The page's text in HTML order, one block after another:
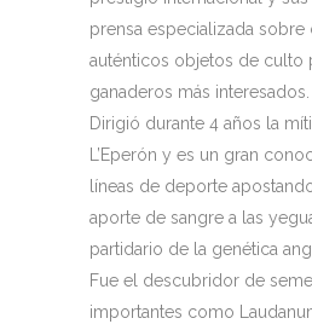
prensa especializada sobre
auténticos objetos de culto
ganaderos más interesados.
Dirigió durante 4 años la
L’Eperón y es un gran
líneas de deporte
aporte de sangre a las
partidario de la genética
Fue el descubridor de
importantes como